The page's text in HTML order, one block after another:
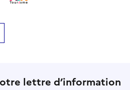
lettre d’information